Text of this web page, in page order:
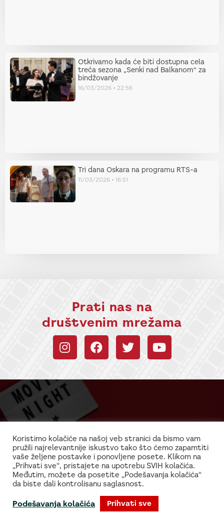
Otkrivamo kada će biti dostupna cela
treća sezona „Senki nad Balkanom“ za
bindžovanje
16/03/2026 22:56
Tri dana Oskara na programu RTS-a
11/03/2026 16:51
Prati nas na
društvenim mrežama
informacijama!
Najnovije vesti iz sveta filma i glume
Kontakt O nama Politika privatnosti
Koristimo kolačiće na našoj veb stranici da bismo vam
pružili najrelevantnije iskustvo tako što ćemo zapamtiti
vaše željene postavke i ponovljene posete. Klikom na
„Prihvati sve“, pristajete na upotrebu SVIH kolačića.
Međutim, možete da posetite „Podešavanja kolačića“
da biste dali kontrolisanu saglasnost.
Podešavanja kolačića Prihvati sve